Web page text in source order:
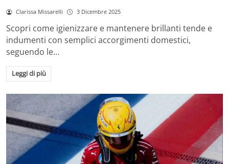
Clarissa Missarelli 3 Dicembre 2025
Scopri come igienizzare e mantenere brillanti tende e
indumenti con semplici accorgimenti domestici,
seguendo le…
Leggi di più